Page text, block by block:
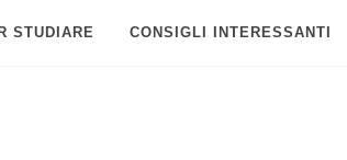
STUDIARE CONSIGLI INTERESSANTI